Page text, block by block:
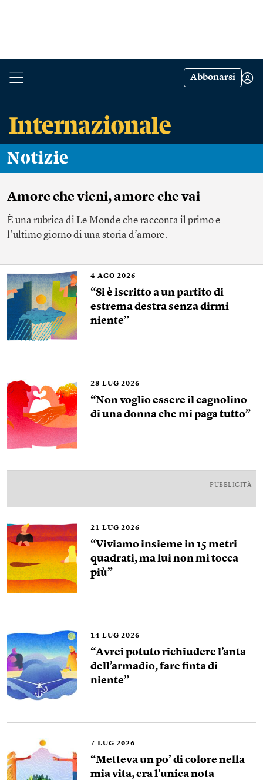
Abbonarsi
Notizie
Amore che vieni, amore che vai
È una rubrica di Le Monde che racconta il primo e
l’ultimo giorno di una storia d’amore.
4 AGO 2026
“Si è iscritto a un partito di
estrema destra senza dirmi
niente”
28 LUG 2026
“Non voglio essere il cagnolino
di una donna che mi paga tutto”
PUBBLICITÀ
21 LUG 2026
“Viviamo insieme in 15 metri
quadrati, ma lui non mi tocca
più”
14 LUG 2026
“Avrei potuto richiudere l’anta
dell’armadio, fare finta di
niente”
7 LUG 2026
“Metteva un po’ di colore nella
mia vita, era l’unica nota